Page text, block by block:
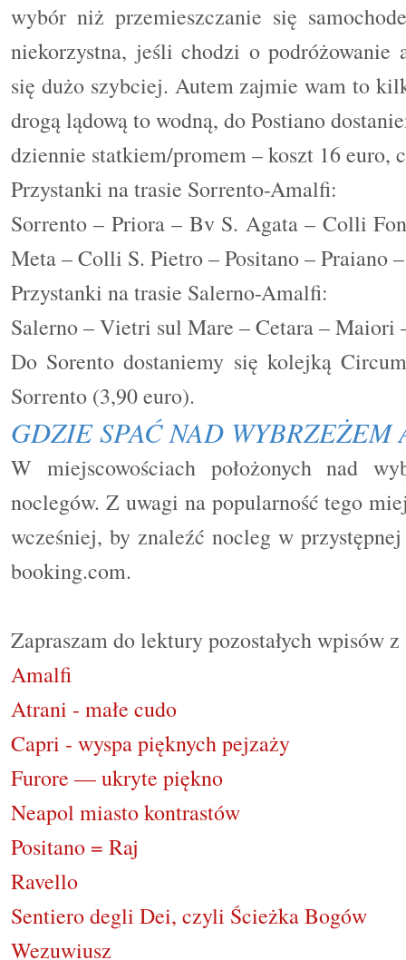
wybór niż przemieszczanie się
niekorzystna, jeśli chodzi o podróżowanie
się dużo szybciej. Autem zajmie wam to
drogą lądową to wodną, do Postiano
dziennie statkiem/promem – koszt 16 euro,
Przystanki na trasie Sorrento-Amalfi:
Sorrento – Priora – Bv S. Agata – Colli
Meta – Colli S. Pietro – Positano – Praiano
Przystanki na trasie Salerno-Amalfi:
Salerno – Vietri sul Mare – Cetara –
Do Sorento dostaniemy się kolejką
Sorrento (3,90 euro).
GDZIE SPAĆ NAD
W miejscowościach położonych nad
noclegów. Z uwagi na popularność tego
wcześniej, by znaleźć nocleg w
booking.com.
Zapraszam do lektury pozostałych wpisów
Amalfi
Atrani - małe cudo
Capri - wyspa pięknych pejzaży
Furore — ukryte piękno
Neapol miasto kontrastów
Positano = Raj
Ravello
Sentiero degli Dei, czyli Ścieżka Bogów
Wezuwiusz